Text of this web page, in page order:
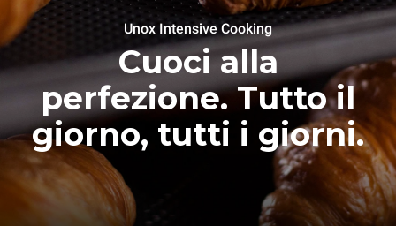
Unox Intensive Cooking
Cuoci alla
perfezione. Tutto il
giorno, tutti i giorni.